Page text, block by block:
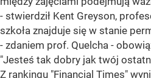
- stwierdził Kent Greyson,
szkoła znajduje się w stanie
- zdaniem prof. Quelcha -
"Jesteś tak dobry jak twój
Z rankingu "Financial Times"